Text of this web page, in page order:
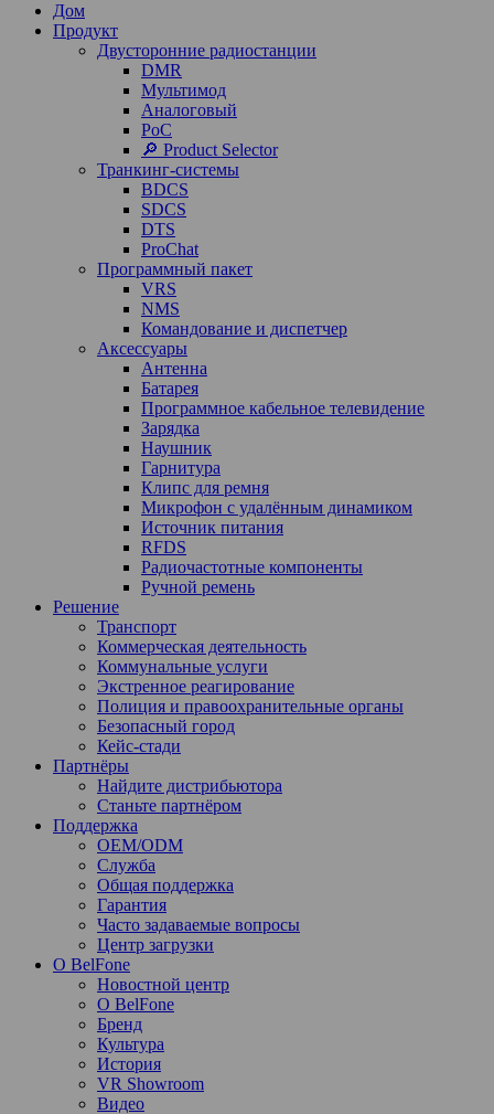
Дом
Продукт
Двусторонние радиостанции
DMR
Мультимод
Аналоговый
PoC
🔎 Product Selector
Транкинг-системы
BDCS
SDCS
DTS
ProChat
Программный пакет
VRS
NMS
Командование и диспетчер
Аксессуары
Антенна
Батарея
Программное кабельное телевидение
Зарядка
Наушник
Гарнитура
Клипс для ремня
Микрофон с удалённым динамиком
Источник питания
RFDS
Радиочастотные компоненты
Ручной ремень
Решение
Транспорт
Коммерческая деятельность
Коммунальные услуги
Экстренное реагирование
Полиция и правоохранительные органы
Безопасный город
Кейс-стади
Партнёры
Найдите дистрибьютора
Станьте партнёром
Поддержка
OEM/ODM
Служба
Общая поддержка
Гарантия
Часто задаваемые вопросы
Центр загрузки
О BelFone
Новостной центр
О BelFone
Бренд
Культура
История
VR Showroom
Видео